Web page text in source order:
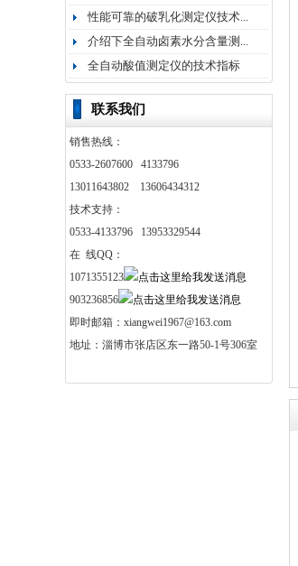
性能可靠的破乳化测定仪技术...
介绍下全自动卤素水分含量测...
全自动酸值测定仪的技术指标
联系我们
销售热线：
0533-2607600 4133796
13011643802 13606434312
技术支持：
0533-4133796 13953329544
在 线QQ：
1071355123
903236856
即时邮箱：xiangwei1967@163.com
地址：淄博市张店区东一路50-1号306室